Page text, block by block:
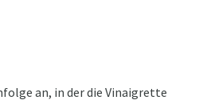
an, in der die Vinaigrette